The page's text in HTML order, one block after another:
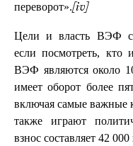
переворот».[iv]
Цели и власть ВЭФ
если посмотреть,
ВЭФ являются около
имеет оборот более
включая самые важные
также играют
взнос составляет 42